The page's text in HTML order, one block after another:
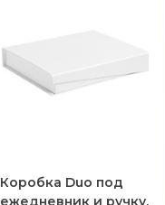
Коробка Duo под
ежедневник и ручку,